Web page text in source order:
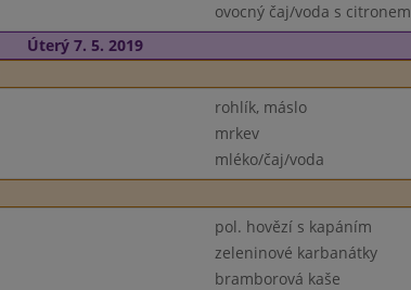
ovocný čaj/voda s citronem
Úterý 7. 5. 2019
rohlík, máslo
mrkev
mléko/čaj/voda
pol. hovězí s kapáním
zeleninové karbanátky
bramborová kaše